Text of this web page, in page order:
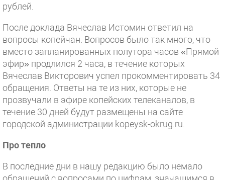
рублей.
После доклада Вячеслав Истомин ответил на
вопросы копейчан. Вопросов было так много, что
вместо запланированных полутора часов «Прямой
эфир» продлился 2 часа, в течение которых
Вячеслав Викторович успел прокомментировать 34
обращения. Ответы на те из них, которые не
прозвучали в эфире копейских телеканалов, в
течение 30 дней будут размещены на сайте
городской администрации kopeysk-okrug.ru.
Про тепло
В последние дни в нашу редакцию было немало